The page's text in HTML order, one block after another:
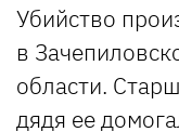
Убийство
в
области.
дядя ее